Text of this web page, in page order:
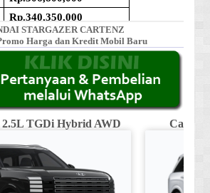
STARGAZER CARTENZ
Harga dan Kredit Mobil Baru
TGDi Hybrid AWD